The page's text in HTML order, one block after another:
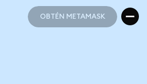
OBTÉN METAMASK